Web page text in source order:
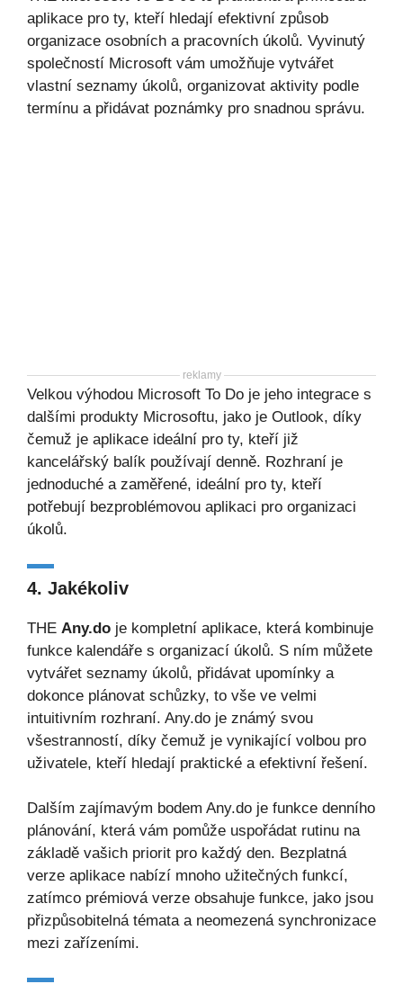
aplikace pro ty, kteří hledají efektivní způsob
organizace osobních a pracovních úkolů. Vyvinutý
společností Microsoft vám umožňuje vytvářet
vlastní seznamy úkolů, organizovat aktivity podle
termínu a přidávat poznámky pro snadnou správu.
reklamy
Velkou výhodou Microsoft To Do je jeho integrace s
dalšími produkty Microsoftu, jako je Outlook, díky
čemuž je aplikace ideální pro ty, kteří již
kancelářský balík používají denně. Rozhraní je
jednoduché a zaměřené, ideální pro ty, kteří
potřebují bezproblémovou aplikaci pro organizaci
úkolů.
4. Jakékoliv
THE Any.do je kompletní aplikace, která kombinuje
funkce kalendáře s organizací úkolů. S ním můžete
vytvářet seznamy úkolů, přidávat upomínky a
dokonce plánovat schůzky, to vše ve velmi
intuitivním rozhraní. Any.do je známý svou
všestranností, díky čemuž je vynikající volbou pro
uživatele, kteří hledají praktické a efektivní řešení.
Dalším zajímavým bodem Any.do je funkce denního
plánování, která vám pomůže uspořádat rutinu na
základě vašich priorit pro každý den. Bezplatná
verze aplikace nabízí mnoho užitečných funkcí,
zatímco prémiová verze obsahuje funkce, jako jsou
přizpůsobitelná témata a neomezená synchronizace
mezi zařízeními.